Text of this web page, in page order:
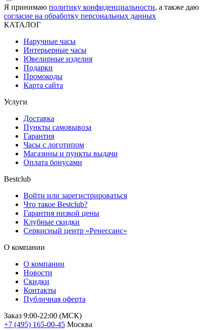
Я принимаю политику конфиденциальности, а также даю
согласие на обработку персональных данных
КАТАЛОГ
Наручные часы
Интерьерные часы
Ювелирные изделия
Подарки
Промокоды
Карта сайта
Услуги
Доставка
Пункты самовывоза
Гарантия
Часы с логотипом
Магазины и пункты выдачи
Оплата бонусами
Bestclub
Войти или зарегистрироваться
Что такое Bestclub?
Гарантия низкой цены
Клубные скидки
Сервисный центр «Ренессанс»
О компании
О компании
Новости
Скидки
Контакты
Публичная оферта
Заказ 9:00-22:00 (МСК)
+7 (495) 165-00-45 Москва